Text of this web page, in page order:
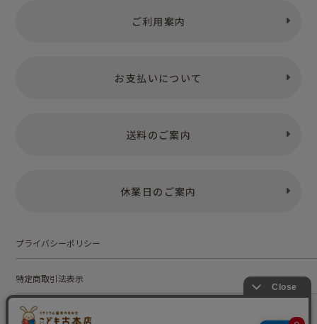
ご利用案内
お支払いについて
送料のご案内
休業日のご案内
プライバシーポリシー
特定商取引法表示
お問い合わせ